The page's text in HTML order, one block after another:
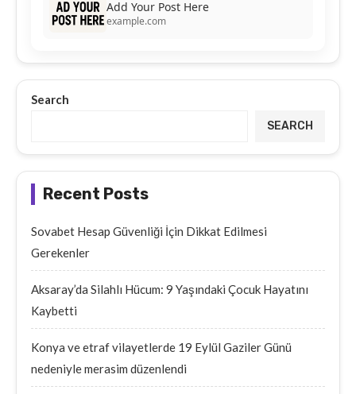
Add Your Post Here
example.com
Search
SEARCH
Recent Posts
Sovabet Hesap Güvenliği İçin Dikkat Edilmesi
Gerekenler
Aksaray’da Silahlı Hücum: 9 Yaşındaki Çocuk Hayatını
Kaybetti
Konya ve etraf vilayetlerde 19 Eylül Gaziler Günü
nedeniyle merasim düzenlendi